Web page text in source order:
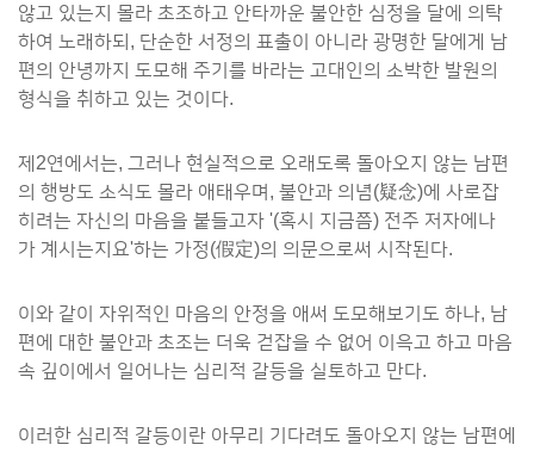
않고 있는지 몰라 초조하고 안타까운 불안한 심정을 달에 의탁
하여 노래하되, 단순한 서정의 표출이 아니라 광명한 달에게 남
편의 안녕까지 도모해 주기를 바라는 고대인의 소박한 발원의
형식을 취하고 있는 것이다.
제2연에서는, 그러나 현실적으로 오래도록 돌아오지 않는 남편
의 행방도 소식도 몰라 애태우며, 불안과 의념(疑念)에 사로잡
히려는 자신의 마음을 붙들고자 '(혹시 지금쯤) 전주 저자에나
가 계시는지요'하는 가정(假定)의 의문으로써 시작된다.
이와 같이 자위적인 마음의 안정을 애써 도모해보기도 하나, 남
편에 대한 불안과 초조는 더욱 걷잡을 수 없어 이윽고 하고 마음
속 깊이에서 일어나는 심리적 갈등을 실토하고 만다.
이러한 심리적 갈등이란 아무리 기다려도 돌아오지 않는 남편에